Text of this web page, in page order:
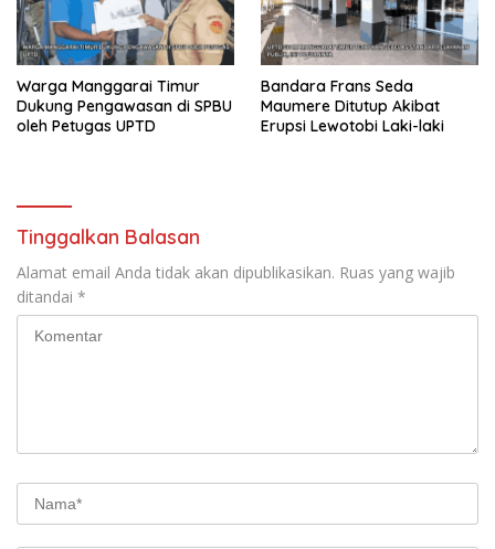
Warga Manggarai Timur
Dukung Pengawasan di SPBU
oleh Petugas UPTD
Bandara Frans Seda
Maumere Ditutup Akibat
Erupsi Lewotobi Laki-laki
Tinggalkan Balasan
Alamat email Anda tidak akan dipublikasikan. Ruas yang wajib
ditandai *